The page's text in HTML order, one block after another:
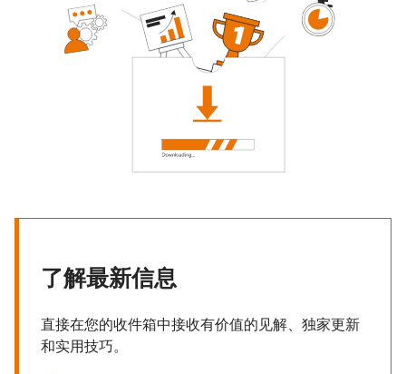
了解最新信息
直接在您的收件箱中接收有价值的见解、独家更新
和实用技巧。